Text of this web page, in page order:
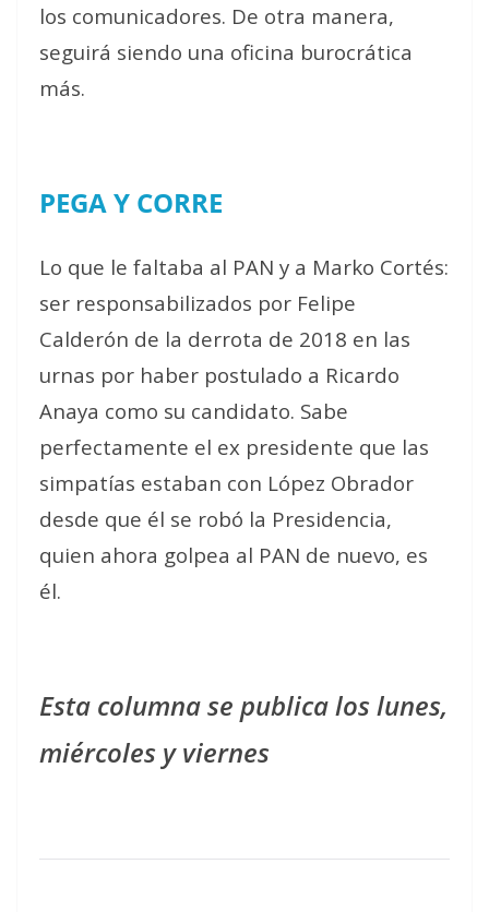
los comunicadores. De otra manera,
seguirá siendo una oficina burocrática
más.
PEGA Y CORRE
Lo que le faltaba al PAN y a Marko Cortés:
ser responsabilizados por Felipe
Calderón de la derrota de 2018 en las
urnas por haber postulado a Ricardo
Anaya como su candidato. Sabe
perfectamente el ex presidente que las
simpatías estaban con López Obrador
desde que él se robó la Presidencia,
quien ahora golpea al PAN de nuevo, es
él.
Esta columna se publica los lunes,
miércoles y viernes